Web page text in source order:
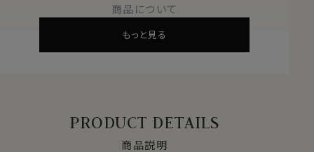
商品について
もっと見る
PRODUCT DETAILS
商品説明